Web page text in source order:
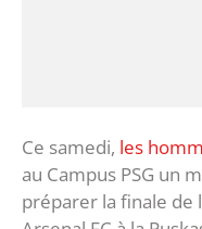
Ce samedi, les
au Campus PSG un
préparer la finale de